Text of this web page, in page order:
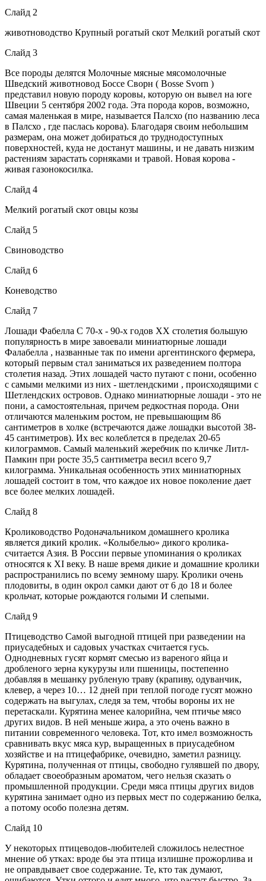
Слайд 2
животноводство Крупный рогатый скот Мелкий рогатый скот
Слайд 3
Все породы делятся Молочные мясные мясомолочные
Шведский животновод Боссе Сворн ( Bosse Svorn )
представил новую породу коровы, которую он вывел на юге
Швеции 5 сентября 2002 года. Эта порода коров, возможно,
самая маленькая в мире, называется Палсхо (по названию леса
в Палсхо , где паслась корова). Благодаря своим небольшим
размерам, она может добираться до труднодоступных
поверхностей, куда не достанут машины, и не давать низким
растениям зарастать сорняками и травой. Новая корова -
живая газонокосилка.
Слайд 4
Мелкий рогатый скот овцы козы
Слайд 5
Свиноводство
Слайд 6
Коневодство
Слайд 7
Лошади Фабелла С 70-х - 90-х годов XX столетия большую
популярность в мире завоевали миниатюрные лошади
Фалабелла , названные так по имени аргентинского фермера,
который первым стал заниматься их разведением полтора
столетия назад. Этих лошадей часто путают с пони, особенно
с самыми мелкими из них - шетлендскими , происходящими с
Шетлендских островов. Однако миниатюрные лошади - это не
пони, а самостоятельная, причем редкостная порода. Они
отличаются маленьким ростом, не превышающим 86
сантиметров в холке (встречаются даже лошадки высотой 38-
45 сантиметров). Их вес колеблется в пределах 20-65
килограммов. Самый маленький жеребчик по кличке Литл-
Памкин при росте 35,5 сантиметра весил всего 9,7
килограмма. Уникальная особенность этих миниатюрных
лошадей состоит в том, что каждое их новое поколение дает
все более мелких лошадей.
Слайд 8
Кролиководство Родоначальником домашнего кролика
является дикий кролик. «Колыбелью» дикого кролика-
считается Азия. В России первые упоминания о кроликах
относятся к XI веку. В наше время дикие и домашние кролики
распространились по всему земному шару. Кролики очень
плодовиты, в один окрол самки дают от 6 до 18 и более
крольчат, которые рождаются голыми И слепыми.
Слайд 9
Птицеводство Самой выгодной птицей при разведении на
приусадебных и садовых участках считается гусь.
Однодневных гусят кормят смесью из вареного яйца и
дробленого зерна кукурузы или пшеницы, постепенно
добавляя в мешанку рубленую траву (крапиву, одуванчик,
клевер, а через 10… 12 дней при теплой погоде гусят можно
содержать на выгулах, следя за тем, чтобы вороны их не
перетаскали. Курятина менее калорийна, чем птичье мясо
других видов. В ней меньше жира, а это очень важно в
питании современного человека. Тот, кто имел возможность
сравнивать вкус мяса кур, выращенных в приусадебном
хозяйстве и на птицефабрике, очевидно, заметил разницу.
Курятина, полученная от птицы, свободно гулявшей по двору,
обладает своеобразным ароматом, чего нельзя сказать о
промышленной продукции. Среди мяса птицы других видов
курятина занимает одно из первых мест по содержанию белка,
а потому особо полезна детям.
Слайд 10
У некоторых птицеводов-любителей сложилось нелестное
мнение об утках: вроде бы эта птица излишне прожорлива и
не оправдывает свое содержание. Те, кто так думают,